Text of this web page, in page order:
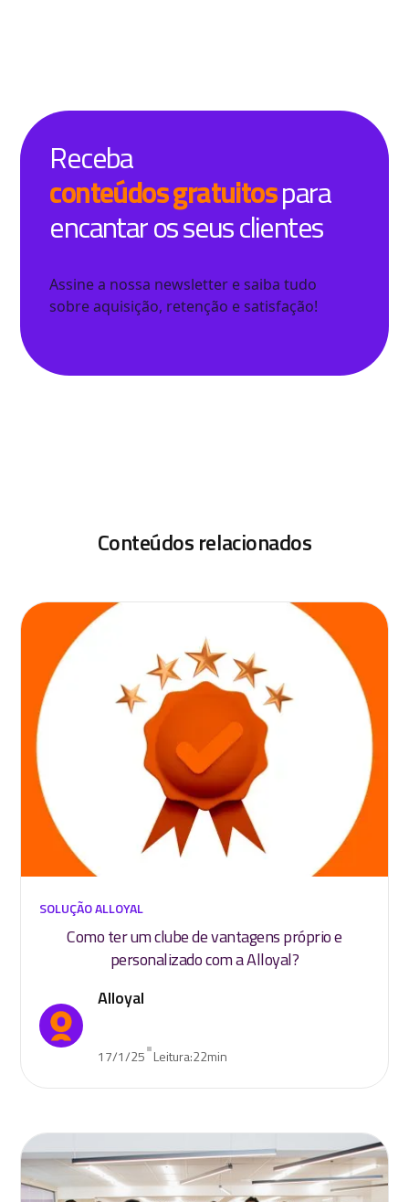
Receba
conteúdos gratuitospara
encantar os seus clientes
Assine a nossa newsletter e saiba tudo
sobre aquisição, retenção e satisfação!
Conteúdos relacionados
SOLUÇÃO ALLOYAL
Como ter um clube de vantagens próprio e
personalizado com a Alloyal?
Alloyal
17/1/25•Leitura:22min